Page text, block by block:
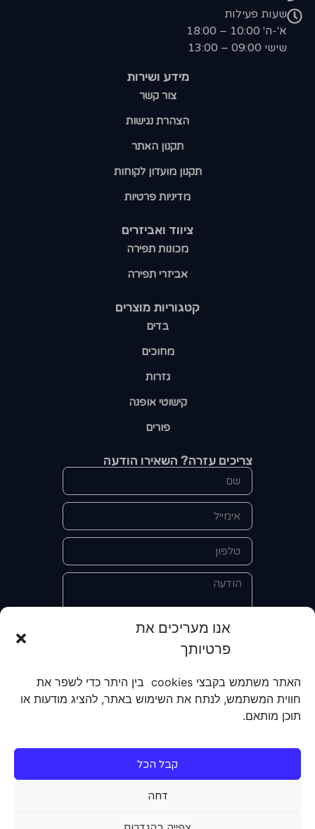
אנו מעריכים את
פרטיותך
האתר משתמש בקבצי cookies בין היתר כדי לשפר את
חווית המשתמש, לנתח את השימוש באתר, להציג מודעות או
תוכן מותאם.
קבל הכל
דחה
קטגוריות מוצרים​
בדים
מחוכים
גזרות
קישוטי אופנה
פורים
ציווד ואביזרים
מכונות תפירה
אביזרי תפירה
מידע ושירות
צור קשר
הצהרת נגישות
תקנון האתר
תקנון מועדון לקוחות
מדיניות פרטיות
שעות פעילות
א'-ה' 10:00 – 18:00
שישי 09:00 – 13:00
צריכים עזרה? השאירו הודעה
אני מאשר/ת את מסירת הפרטים
קבלת מידע על מוצרים, שירותים, מועדון
לקוחות. אני מודע/ת שאוכל לבטל את
הרישום שלי בכל עת ושעל מסירת הפרטים